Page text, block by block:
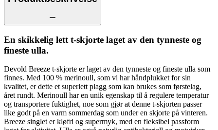
En skikkelig lett t-skjorte laget av den tynneste og
fineste ulla.
Devold Breeze t-skjorte er laget av den tynneste og fineste ulla som
finnes. Med 100 % merinoull, som vi har håndplukket for sin
kvalitet, er dette et superlett plagg som kan brukes som førstelag,
året rundt. Merinoull har en unik egenskap til å regulere temperatur
og transportere fuktighet, noe som gjør at denne t-skjorten passer
like godt på en varm sommerdag som under en skjorte på vinteren.
Breeze singlet er kløfri og supermyk, med en fleksibel passform